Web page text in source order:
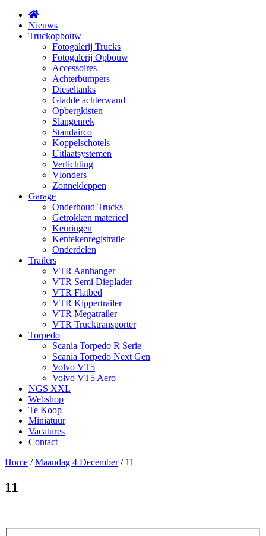
Nieuws
Truckopbouw
Fotogalerij Trucks
Fotogalerij Opbouw
Accessoires
Achterbumpers
Dieseltanks
Gladde achterwand
Opbergkisten
Slangenrek
Standairco
Koppelschotels
Uitlaatsystemen
Verlichting
Vlonders
Zonnekleppen
Garage
Onderhoud Trucks
Getrokken materieel
Keuringen
Kentekenregistratie
Onderdelen
Trailers
VTR Aanhanger
VTR Semi Dieplader
VTR Flatbed
VTR Kippertrailer
VTR Megatrailer
VTR Trucktransporter
Torpedo
Scania Torpedo R Serie
Scania Torpedo Next Gen
Volvo VT5
Volvo VT5 Aero
NGS XXL
Webshop
Te Koop
Miniatuur
Vacatures
Contact
Home /Maandag 4 December/ 11
11